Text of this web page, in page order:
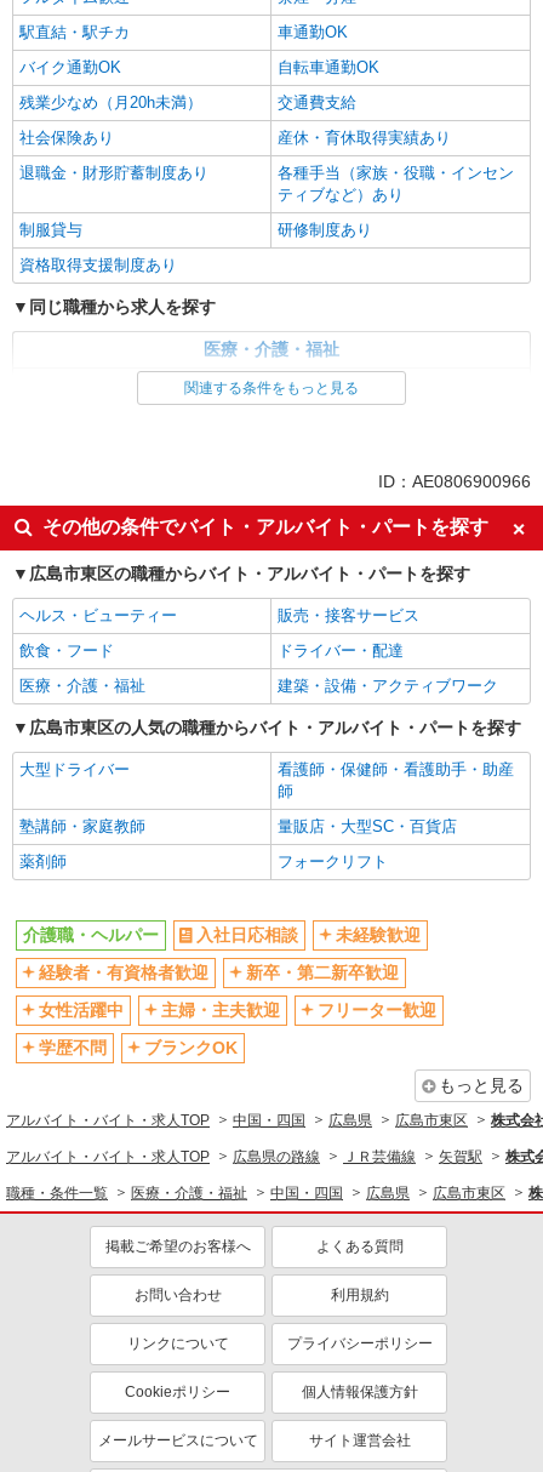
駅直結・駅チカ
車通勤OK
バイク通勤OK
自転車通勤OK
残業少なめ（月20h未満）
交通費支給
社会保険あり
産休・育休取得実績あり
退職金・財形貯蓄制度あり
各種手当（家族・役職・インセン
ティブなど）あり
制服貸与
研修制度あり
資格取得支援制度あり
同じ職種から求人を探す
医療・介護・福祉
ボーナス・賞与あり
車通勤OK
交通費支給
社会保険あり
産休・育休取得実績あり
関連する条件をもっと見る
ID：AE0806900966
その他の条件でバイト・アルバイト・パートを探す
広島市東区の職種からバイト・アルバイト・パートを探す
ヘルス・ビューティー
販売・接客サービス
飲食・フード
ドライバー・配達
医療・介護・福祉
建築・設備・アクティブワーク
広島市東区の人気の職種からバイト・アルバイト・パートを探す
大型ドライバー
看護師・保健師・看護助手・助産
師
塾講師・家庭教師
量販店・大型SC・百貨店
薬剤師
フォークリフト
介護職・ヘルパー 入社日応相談
未経験歓迎
経験者・有資格者歓迎
新卒・第二新卒歓迎
女性活躍中
主婦・主夫歓迎
フリーター歓迎
学歴不問
ブランクOK
もっと見る
アルバイト・バイト・求人TOP 中国・四国 広島県 広島市東区 株式会
アルバイト・バイト・求人TOP 広島県の路線 ＪＲ芸備線 矢賀駅 株式
職種・条件一覧 医療・介護・福祉 中国・四国 広島県 広島市東区
掲載ご希望のお客様へ よくある質問
お問い合わせ 利用規約
リンクについて プライバシーポリシー
Cookieポリシー 個人情報保護方針
メールサービスについて サイト運営会社